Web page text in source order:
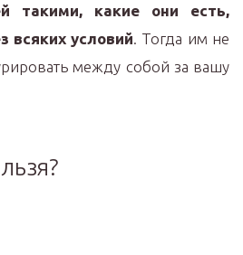
такими, какие они есть,
всяких условий . Тогда им не
между собой за вашу